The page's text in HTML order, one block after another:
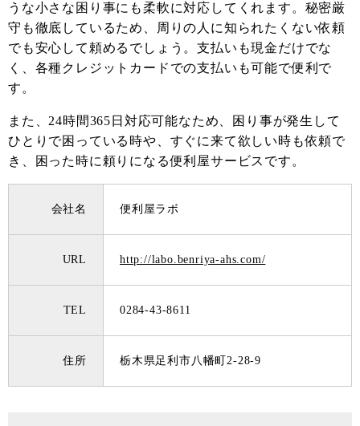
うな小さな困り事にも柔軟に対応してくれます。秘密厳
守も徹底しているため、周りの人に知られたくない依頼
でも安心して頼めるでしょう。支払いも現金だけでな
く、各種クレジットカードでの支払いも可能で便利で
す。
また、24時間365日対応可能なため、困り事が発生して
ひとりで困っている時や、すぐに来て欲しい時も依頼で
き、困った時に頼りになる便利屋サービスです。
会社名 便利屋ラボ
URL http://labo.benriya-ahs.com/
TEL 0284-43-8611
住所 栃木県足利市八幡町2-28-9